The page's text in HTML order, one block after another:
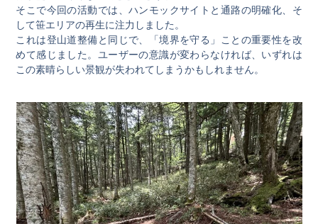
そこで今回の活動では、ハンモックサイトと通路の明確化、そ
して笹エリアの再生に注力しました。
これは登山道整備と同じで、「境界を守る」ことの重要性を改
めて感じました。ユーザーの意識が変わらなければ、いずれは
この素晴らしい景観が失われてしまうかもしれません。